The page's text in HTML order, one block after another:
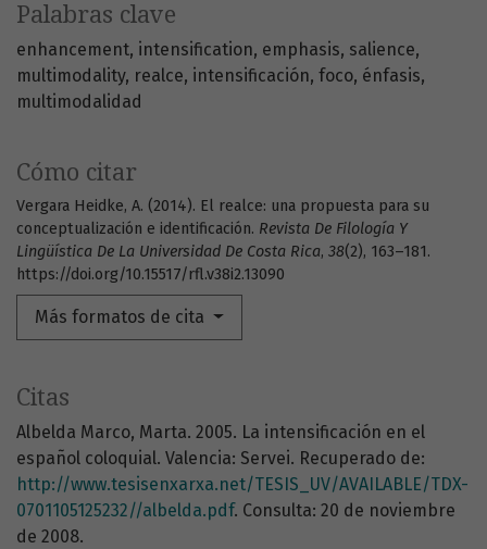
Palabras clave
enhancement intensification emphasis salience
multimodality realce intensificación foco énfasis
multimodalidad
Cómo citar
Vergara Heidke, A. (2014). El realce: una propuesta para su
conceptualización e identificación. Revista De Filología Y
Lingüística De La Universidad De Costa Rica, 38(2), 163–181.
https://doi.org/10.15517/rfl.v38i2.13090
Más formatos de cita
Citas
Albelda Marco, Marta. 2005. La intensificación en el
español coloquial. Valencia: Servei. Recuperado de:
http://www.tesisenxarxa.net/TESIS_UV/AVAILABLE/TDX-
0701105125232//albelda.pdf. Consulta: 20 de noviembre
de 2008.